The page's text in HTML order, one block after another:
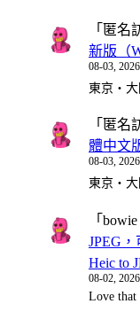
「 匿名
新版（
08-03, 2026
東京・
「 匿名
體中文
08-03, 2026
東京・
「 bowie
JPEG
Heic to
08-02, 2026
Love that